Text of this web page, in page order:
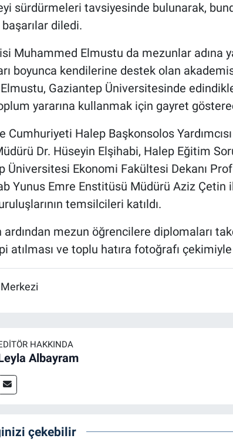
sürdürmeleri tavsiyesinde bulunarak,
diledi.
Muhammed Elmustu da mezunlar adına
boyunca kendilerine destek olan
Gaziantep Üniversitesinde
yararına kullanmak için gayret
Cumhuriyeti Halep Başkonsolos
Dr. Hüseyin Elşihabi, Halep Eğitim
Üniversitesi Ekonomi Fakültesi Dekanı
Yunus Emre Enstitüsü Müdürü Aziz Çetin
temsilcileri katıldı.
ardından mezun öğrencilere diplomaları
atılması ve toplu hatıra fotoğrafı
HAKKINDA
Albayram
çekebilir